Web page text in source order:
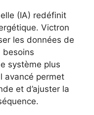
(IA) redéfinit
Victron
les données de
besoins
système plus
avancé permet
et d’ajuster la